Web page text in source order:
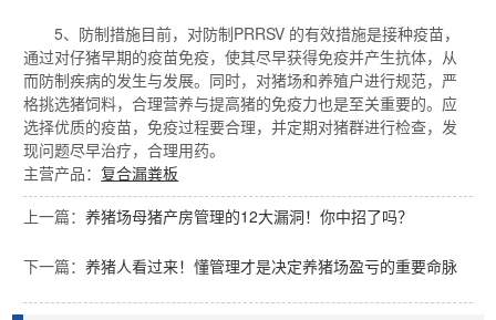
5、防制措施目前，对防制PRRSV 的有效措施是接种疫苗，
通过对仔猪早期的疫苗免疫，使其尽早获得免疫并产生抗体，从
而防制疾病的发生与发展。同时，对猪场和养殖户进行规范，严
格挑选猪饲料，合理营养与提高猪的免疫力也是至关重要的。应
选择优质的疫苗，免疫过程要合理，并定期对猪群进行检查，发
现问题尽早治疗，合理用药。
主营产品：复合漏粪板
上一篇：养猪场母猪产房管理的12大漏洞！你中招了吗？
下一篇：养猪人看过来！懂管理才是决定养猪场盈亏的重要命脉